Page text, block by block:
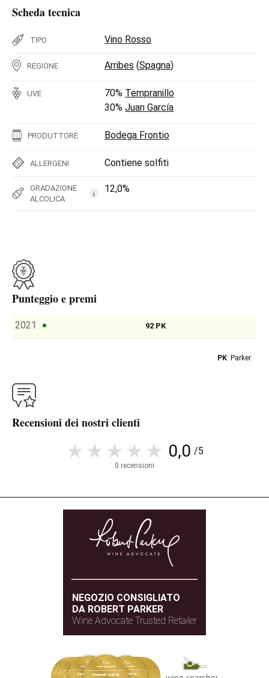
Scheda tecnica
TIPO Vino Rosso
REGIONE Arribes (Spagna)
UVE 70% Tempranillo
30% Juan García
PRODUTTORE Bodega Frontio
ALLERGENI Contiene solfiti
GRADAZIONE
ALCOLICA
i 12,0%
Punteggio e premi
2021 92 PK
PK: Parker
Recensioni dei nostri clienti
0,0 /5
0 recensioni
NEGOZIO CONSIGLIATO
DA ROBERT PARKER
Wine Advocate Trusted Retailer